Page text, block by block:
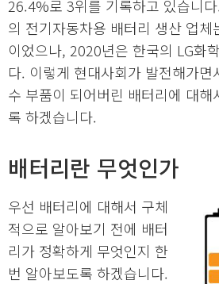
26.4%로 3위를 기록하고 있습니
의 전기자동차용 배터리 생산 업체
이었으나, 2020년은 한국의 LG화
다. 이렇게 현대사회가 발전해가면
수 부품이 되어버린 배터리에 대
록 하겠습니다.
배터리란 무엇인가
우선 배터리에 대해서 구체
적으로 알아보기 전에 배터
리가 정확하게 무엇인지 한
번 알아보도록 하겠습니다.